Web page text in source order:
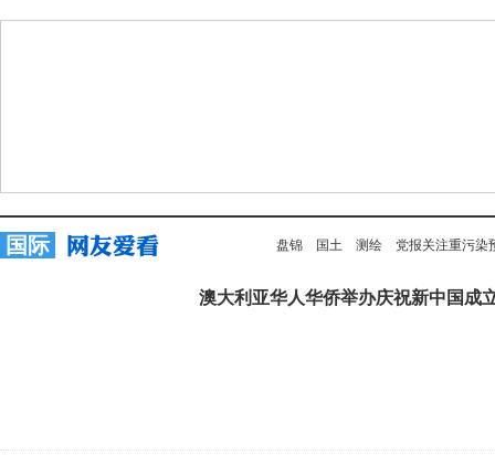
国际 盘锦 国土 测绘 党报关注重污染
澳大利亚华人华侨举办庆祝新中国成